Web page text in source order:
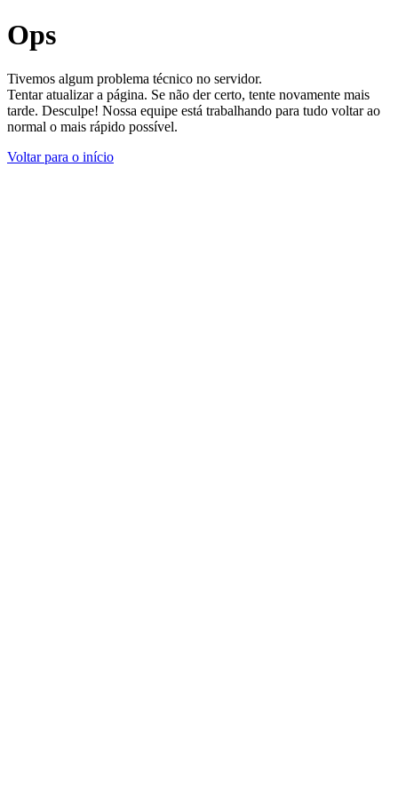
Ops
Tivemos algum problema técnico no servidor.
Tentar atualizar a página. Se não der certo, tente novamente mais
tarde. Desculpe! Nossa equipe está trabalhando para tudo voltar ao
normal o mais rápido possível.
Voltar para o início